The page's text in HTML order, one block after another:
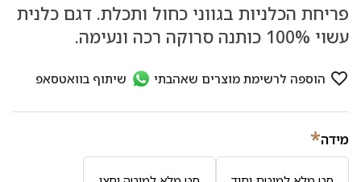
פריחת הכלניות בגווני כחול ותכלת. דגם כלנית
עשוי 100% כותנה סרוקה רכה ונעימה.
מידה*